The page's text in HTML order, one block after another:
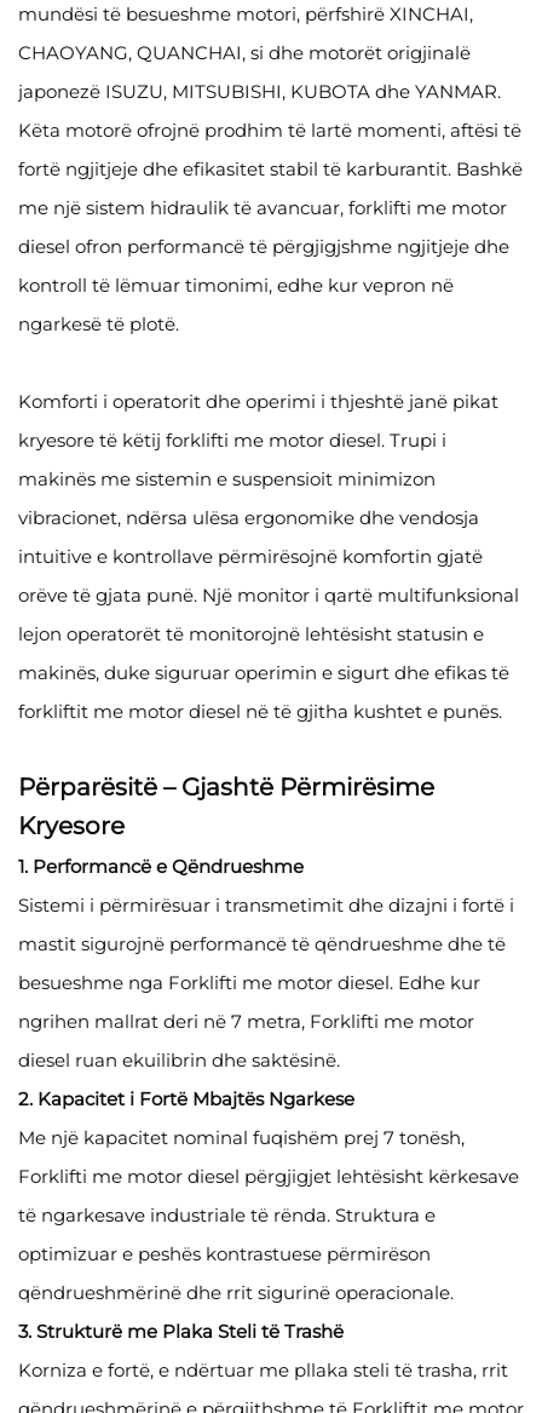
mundësi të besueshme motori, përfshirë XINCHAI,
CHAOYANG, QUANCHAI, si dhe motorët origjinalë
japonezë ISUZU, MITSUBISHI, KUBOTA dhe YANMAR.
Këta motorë ofrojnë prodhim të lartë momenti, aftësi të
fortë ngjitjeje dhe efikasitet stabil të karburantit. Bashkë
me një sistem hidraulik të avancuar, forklifti me motor
diesel ofron performancë të përgjigjshme ngjitjeje dhe
kontroll të lëmuar timonimi, edhe kur vepron në
ngarkesë të plotë.
Komforti i operatorit dhe operimi i thjeshtë janë pikat
kryesore të këtij forklifti me motor diesel. Trupi i
makinës me sistemin e suspensioit minimizon
vibracionet, ndërsa ulësa ergonomike dhe vendosja
intuitive e kontrollave përmirësojnë komfortin gjatë
orëve të gjata punë. Një monitor i qartë multifunksional
lejon operatorët të monitorojnë lehtësisht statusin e
makinës, duke siguruar operimin e sigurt dhe efikas të
forkliftit me motor diesel në të gjitha kushtet e punës.
Përparësitë – Gjashtë Përmirësime
Kryesore
1. Performancë e Qëndrueshme
Sistemi i përmirësuar i transmetimit dhe dizajni i fortë i
mastit sigurojnë performancë të qëndrueshme dhe të
besueshme nga Forklifti me motor diesel. Edhe kur
ngrihen mallrat deri në 7 metra, Forklifti me motor
diesel ruan ekuilibrin dhe saktësinë.
2. Kapacitet i Fortë Mbajtës Ngarkese
Me një kapacitet nominal fuqishëm prej 7 tonësh,
Forklifti me motor diesel përgjigjet lehtësisht kërkesave
të ngarkesave industriale të rënda. Struktura e
optimizuar e peshës kontrastuese përmirëson
qëndrueshmërinë dhe rrit sigurinë operacionale.
3. Strukturë me Plaka Steli të Trashë
Korniza e fortë, e ndërtuar me pllaka steli të trasha, rrit
qëndrueshmërinë e përgjithshme të Forkliftit me motor